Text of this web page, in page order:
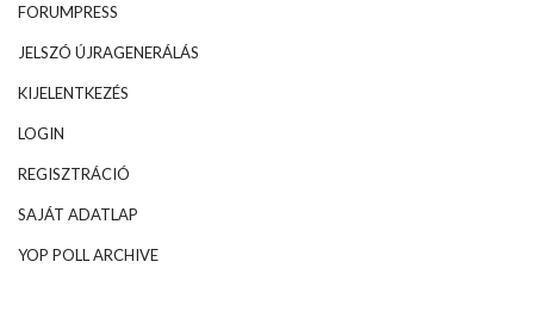
FORUMPRESS
JELSZÓ ÚJRAGENERÁLÁS
KIJELENTKEZÉS
LOGIN
REGISZTRÁCIÓ
SAJÁT ADATLAP
YOP POLL ARCHIVE